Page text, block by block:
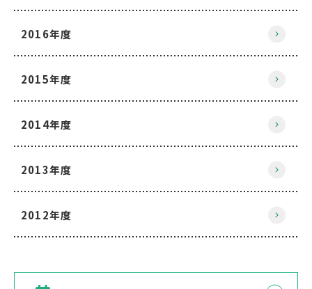
2016年度
2015年度
2014年度
2013年度
2012年度